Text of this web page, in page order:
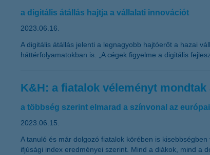
a digitális átállás hajtja a vállalati innovációt
2023.06.16.
A digitális átállás jelenti a legnagyobb hajtóerőt a hazai
háttérfolyamatokban is. „A cégek figyelme a digitális
K&H: a fiatalok véleményt
a többség szerint elmarad a színvonal az
2023.06.15.
A tanuló és már dolgozó fiatalok körében is
ifjúsági index eredményei szerint. Mind a diákok, mind a